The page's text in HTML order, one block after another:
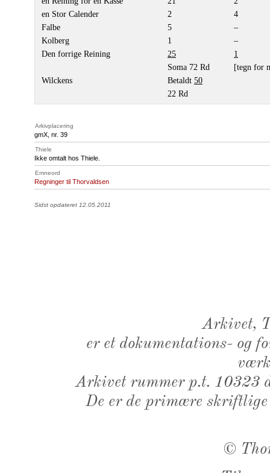
en Stor Calender
Falbe
Kolberg
Den forrige Reining
Wilckens
2
5
1
25
Soma 72 Rd
Betaldt 50
22 Rd
4
–
–
1
[tegn for
Arkivplacering
gmX, nr. 39
Thiele
Ikke omtalt hos Thiele.
Emneord
Regninger til Thorvaldsen
Sidst opdateret 12.05.2011
Arkivet,
er et dokumentations- og
Arkivet rummer p.t. 10323
De er de primære
©